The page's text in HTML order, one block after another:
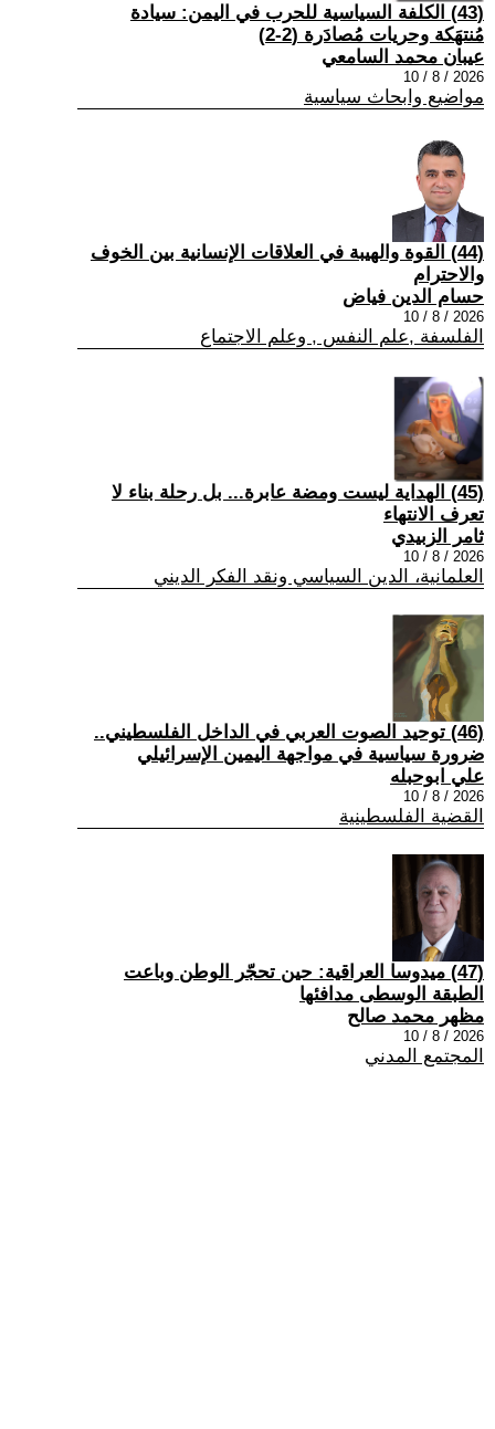
(43) الكلفة السياسية للحرب في اليمن: سيادة
مُنتهَكة وحريات مُصادَرة (2-2)
عيبان محمد السامعي
2026 / 8 / 10
مواضيع وابحاث سياسية
(44) القوة والهيبة في العلاقات الإنسانية بين الخوف
والاحترام
حسام الدين فياض
2026 / 8 / 10
الفلسفة ,علم النفس , وعلم الاجتماع
(45) الهداية ليست ومضة عابرة... بل رحلة بناء لا
تعرف الانتهاء
ثامر الزبيدي
2026 / 8 / 10
العلمانية، الدين السياسي ونقد الفكر الديني
(46) توحيد الصوت العربي في الداخل الفلسطيني..
ضرورة سياسية في مواجهة اليمين الإسرائيلي
علي ابوحبله
2026 / 8 / 10
القضية الفلسطينية
(47) ميدوسا العراقية: حين تحجّر الوطن وباعت
الطبقة الوسطى مدافئها
مظهر محمد صالح
2026 / 8 / 10
المجتمع المدني